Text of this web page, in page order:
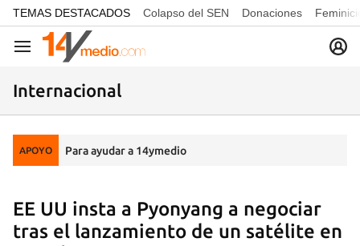
common.go-to-content
TEMAS DESTACADOS Colapso del SEN Donaciones
Navegación
Internacional
APOYO Para ayudar a 14ymedio
EE UU insta a Pyonyang a negociar
tras el lanzamiento de un satélite en